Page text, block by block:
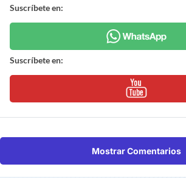
Suscríbete en:
Suscríbete en:
Mostrar Comentarios